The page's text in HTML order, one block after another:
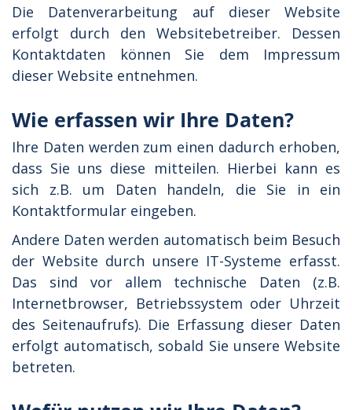
Die Datenverarbeitung auf dieser Website
erfolgt durch den Websitebetreiber. Dessen
Kontaktdaten können Sie dem Impressum
dieser Website entnehmen.
Wie erfassen wir Ihre Daten?
Ihre Daten werden zum einen dadurch erhoben,
dass Sie uns diese mitteilen. Hierbei kann es
sich z.B. um Daten handeln, die Sie in ein
Kontaktformular eingeben.
Andere Daten werden automatisch beim Besuch
der Website durch unsere IT-Systeme erfasst.
Das sind vor allem technische Daten (z.B.
Internetbrowser, Betriebssystem oder Uhrzeit
des Seitenaufrufs). Die Erfassung dieser Daten
erfolgt automatisch, sobald Sie unsere Website
betreten.